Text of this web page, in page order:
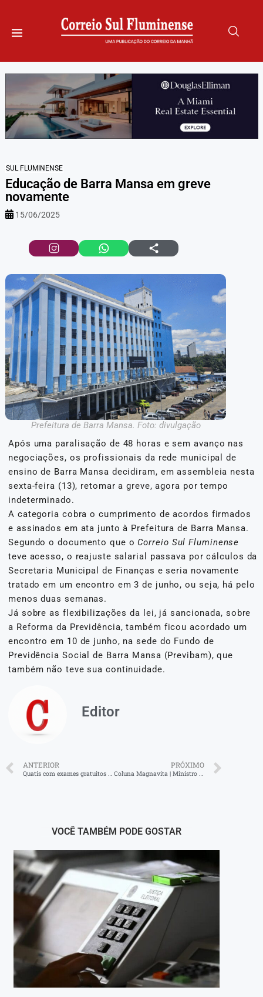
SUL FLUMINENSE
Educação de Barra Mansa em greve
novamente
15/06/2025
Prefeitura de Barra Mansa. Foto: divulgação
Após uma paralisação de 48 horas e sem avanço nas
negociações, os profissionais da rede municipal de
ensino de Barra Mansa decidiram, em assembleia nesta
sexta-feira (13), retomar a greve, agora por tempo
indeterminado.
A categoria cobra o cumprimento de acordos firmados
e assinados em ata junto à Prefeitura de Barra Mansa.
Segundo o documento que o Correio Sul Fluminense
teve acesso, o reajuste salarial passava por cálculos da
Secretaria Municipal de Finanças e seria novamente
tratado em um encontro em 3 de junho, ou seja, há pelo
menos duas semanas.
Já sobre as flexibilizações da lei, já sancionada, sobre
a Reforma da Previdência, também ficou acordado um
encontro em 10 de junho, na sede do Fundo de
Previdência Social de Barra Mansa (Previbam), que
também não teve sua continuidade.
Editor
ANTERIOR
Quatis com exames gratuitos nesta semana
PRÓXIMO
Coluna Magnavita | Ministro Bruno Dantas planeja deixar TCU e negocia contrato milionário com a CSN
VOCÊ TAMBÉM PODE GOSTAR